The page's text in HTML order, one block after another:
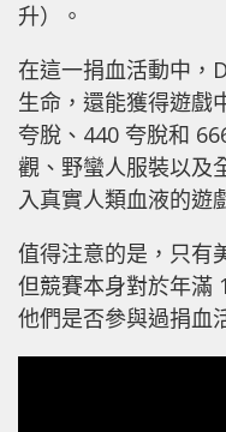
升）。
在這一捐血活動中，
生命，還能獲得遊戲
夸脫、440 夸脫和
觀、野蠻人服裝以及
入真實人類血液的遊
值得注意的是，只有
但競賽本身對於年滿
他們是否參與過捐血